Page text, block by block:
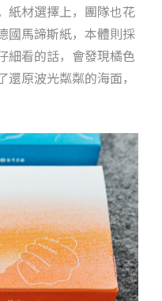
紙材選擇上，團隊也花
國馬諦斯紙，本體則採
細看的話，會發現橘色
原波光粼粼的海面，